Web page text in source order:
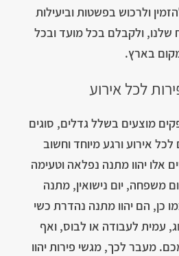
ולרכוש בפשטות וביעילות
ולקבלם בכל מועד ובכל
בארץ.
לכל אירוע
מוצעים בשלל גדלים, סוגים
לכל אירוע ורגע מיוחד וחשוב
אלו יהוו מתנה נפלאה וטעימה
משפחה, יום נישואין, מתנה
כן, הם יהוו מתנה נהדרת כשי
עמית לעבודה או לבוס, ואף
מעבר לכך, מגשי פירות יהוו